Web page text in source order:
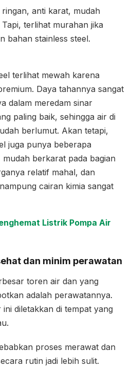
anti karat, mudah
terlihat murahan jika
bahan stainless steel.
terlihat mewah karena
Daya tahannya sangat
dalam meredam sinar
paling baik, sehingga air di
berlumut. Akan tetapi,
juga punya beberapa
berkarat pada bagian
relatif mahal, dan
cairan kimia sangat
Listrik Pompa Air
dan minim perawatan
toren air dan yang
adalah perawatannya.
diletakkan di tempat yang
proses merawat dan
rutin jadi lebih sulit.